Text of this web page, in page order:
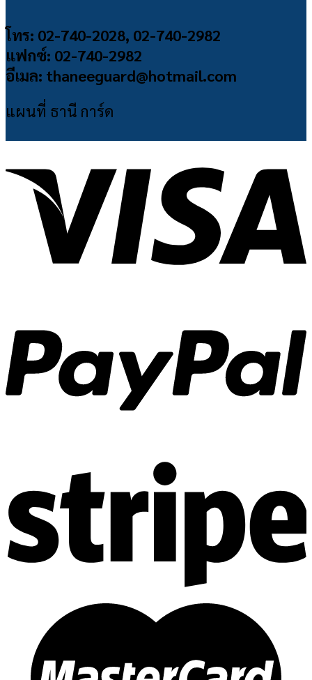
โทร: 02-740-2028, 02-740-2982
แฟกซ์: 02-740-2982
อีเมล: thaneeguard@hotmail.com
แผนที่ ธานี การ์ด